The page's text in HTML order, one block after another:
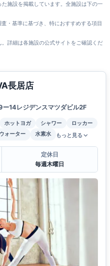
施設を掲載しています。全施設は下の一
・基準に基づき、特におすすめする項目
詳細は各施設の公式サイトをご確認くだ
長居店
14レジデンスマツダビル2F
ホットヨガ シャワー
ロッカー
ォーター 水素水 もっと見る
定休日
毎週木曜日